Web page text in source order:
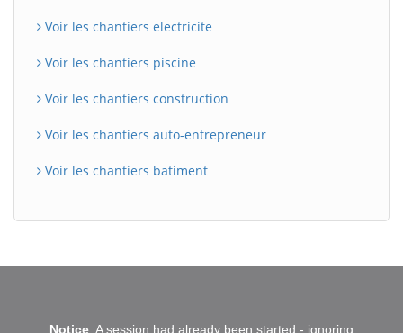
Voir les chantiers electricite
Voir les chantiers piscine
Voir les chantiers construction
Voir les chantiers auto-entrepreneur
Voir les chantiers batiment
Notice: A session had already been started - ignoring